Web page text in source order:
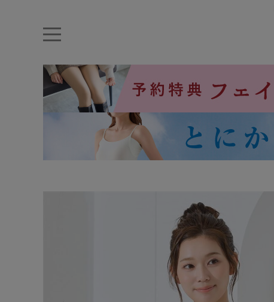
ナイトブラ ノンワイヤー 特盛ブラ チューブトップ 折り畳み
ルームウェア アームカバー
カテゴリから探す